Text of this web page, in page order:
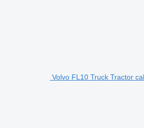
Volvo FL10 Truck Tractor